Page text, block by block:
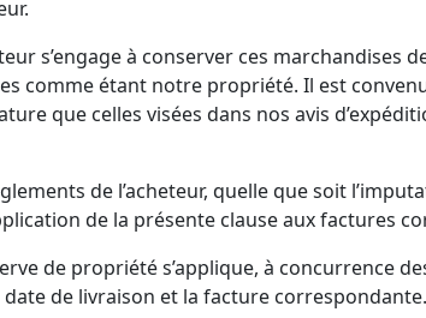
s’engage à conserver ces
comme étant notre propriété. Il est
que celles visées dans nos avis
de l’acheteur, quelle que soit
de la présente clause aux factures
de propriété s’applique, à concurrence
de livraison et la facture correspondante.